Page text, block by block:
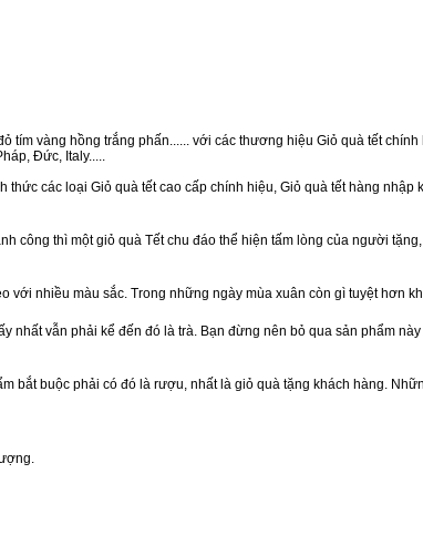
tím vàng hồng trắng phấn...... với các thương hiệu Giỏ quà tết
Đức, Italy.....
thức các loại Giỏ quà tết cao cấp chính hiệu, Giỏ quà tết hàng
công thì một giỏ quà Tết chu đáo thể hiện tấm lòng của người
với nhiều màu sắc. Trong những ngày mùa xuân còn gì tuyệt hơn
nhất vẫn phải kể đến đó là trà. Bạn đừng nên bỏ qua sản phẩm
bắt buộc phải có đó là rượu, nhất là giỏ quà tặng khách hàng.